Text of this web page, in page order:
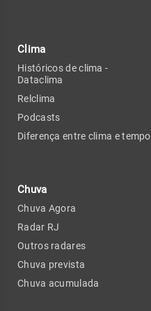
Clima
Históricos de clima -
Dataclima
Relclima
Podcasts
Diferença entre clima e tempo
Chuva
Chuva Agora
Radar RJ
Outros radares
Chuva prevista
Chuva acumulada